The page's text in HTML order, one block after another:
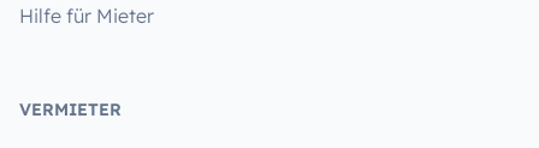
Hilfe für Mieter
VERMIETER